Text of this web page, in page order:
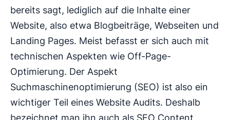
bereits sagt, lediglich auf die Inhalte einer
Website, also etwa Blogbeiträge, Webseiten und
Landing Pages. Meist befasst er sich auch mit
technischen Aspekten wie Off-Page-
Optimierung. Der Aspekt
Suchmaschinenoptimierung (SEO) ist also ein
wichtiger Teil eines Website Audits. Deshalb
bezeichnet man ihn auch als SEO Content